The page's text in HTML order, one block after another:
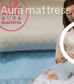
Aura mattress